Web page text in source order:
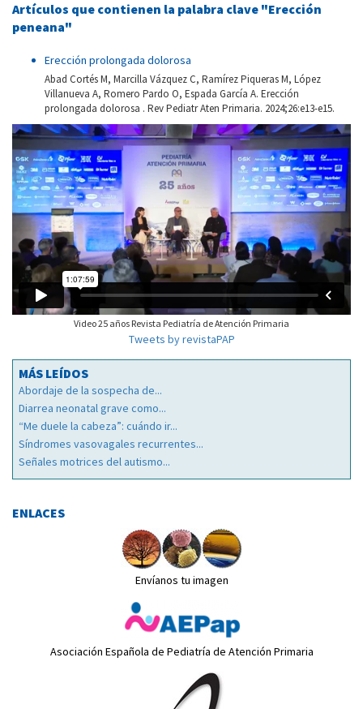
Artículos que contienen la palabra clave "Erección
peneana"
Erección prolongada dolorosa
Abad Cortés M, Marcilla Vázquez C, Ramírez Piqueras M, López
Villanueva A, Romero Pardo O, Espada García A. Erección
prolongada dolorosa . Rev Pediatr Aten Primaria. 2024;26:e13-e15.
Video 25 años Revista Pediatría de Atención Primaria
Tweets by revistaPAP
MÁS LEÍDOS
Abordaje de la sospecha de...
Diarrea neonatal grave como...
“Me duele la cabeza”: cuándo ir...
Síndromes vasovagales recurrentes...
Señales motrices del autismo...
ENLACES
Envíanos tu imagen
Asociación Española de Pediatría de Atención Primaria